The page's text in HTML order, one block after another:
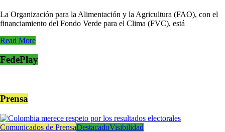
La Organización para la Alimentación y la Agricultura (FAO), con el
financiamiento del Fondo Verde para el Clima (FVC), está
Read More
FedePlay
Prensa
Comunicados de PrensaDestacadoVisibilidad